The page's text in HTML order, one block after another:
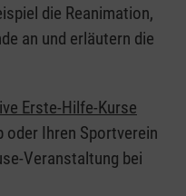
die Reanimation,
an und erläutern die
Erste-Hilfe-Kurse
oder Ihren Sportverein
Veranstaltung bei